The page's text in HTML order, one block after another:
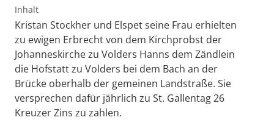
Inhalt
Kristan Stockher und Elspet seine Frau erhielten
zu ewigen Erbrecht von dem Kirchprobst der
Johanneskirche zu Volders Hanns dem Zändlein
die Hofstatt zu Volders bei dem Bach an der
Brücke oberhalb der gemeinen Landstraße. Sie
versprechen dafür jährlich zu St. Gallentag 26
Kreuzer Zins zu zahlen.